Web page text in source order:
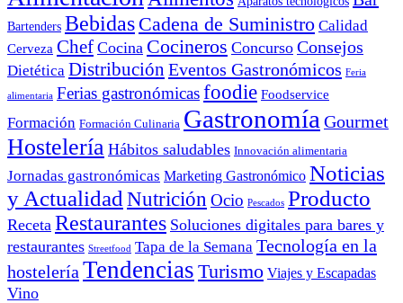
Bartenders Bebidas Cadena de Suministro Calidad
Cerveza Chef Cocina Cocineros Concurso Consejos
Dietética Distribución Eventos Gastronómicos Feria
alimentaria Ferias gastronómicasfoodie Foodservice
Formación Formación Culinaria Gastronomía Gourmet
Hostelería Hábitos saludables Innovación alimentaria
Jornadas gastronómicas Marketing Gastronómico Noticias
y Actualidad Nutrición Ocio Pescados Producto
Receta Restaurantes Soluciones digitales para bares y
restaurantes Streetfood Tapa de la Semana Tecnología en la
hostelería Tendencias Turismo Viajes y Escapadas
Vino